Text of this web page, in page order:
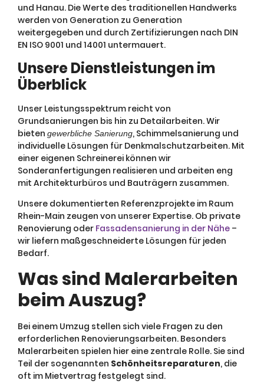
und Hanau. Die Werte des traditionellen Handwerks
werden von Generation zu Generation
weitergegeben und durch Zertifizierungen nach DIN
EN ISO 9001 und 14001 untermauert.
Unsere Dienstleistungen im
Überblick
Unser Leistungsspektrum reicht von
Grundsanierungen bis hin zu Detailarbeiten. Wir
bieten gewerbliche Sanierung, Schimmelsanierung und
individuelle Lösungen für Denkmalschutzarbeiten. Mit
einer eigenen Schreinerei können wir
Sonderanfertigungen realisieren und arbeiten eng
mit Architekturbüros und Bauträgern zusammen.
Unsere dokumentierten Referenzprojekte im Raum
Rhein-Main zeugen von unserer Expertise. Ob private
Renovierung oder Fassadensanierung in der Nähe –
wir liefern maßgeschneiderte Lösungen für jeden
Bedarf.
Was sind Malerarbeiten
beim Auszug?
Bei einem Umzug stellen sich viele Fragen zu den
erforderlichen Renovierungsarbeiten. Besonders
Malerarbeiten spielen hier eine zentrale Rolle. Sie sind
Teil der sogenannten Schönheitsreparaturen, die
oft im Mietvertrag festgelegt sind.